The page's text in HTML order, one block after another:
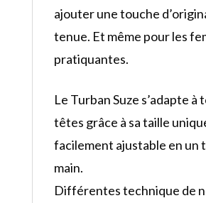
ajouter une touche
tenue. Et même pour les
pratiquantes.
Le Turban Suze s’adapte à
têtes grâce à sa taille
facilement ajustable en un
main.
Différentes technique de